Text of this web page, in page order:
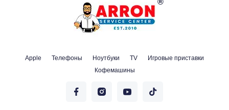
Apple Телефоны Ноутбуки TV
Игровые приставки
Кофемашины